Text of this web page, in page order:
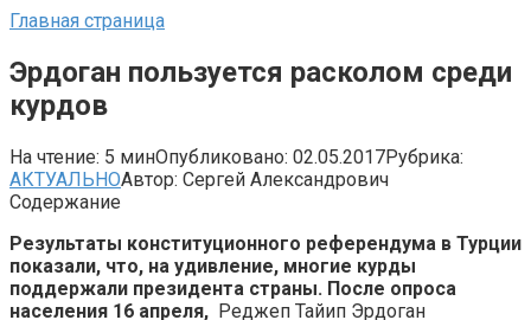
Главная страница
Эрдоган пользуется расколом среди
курдов
На чтение: 5 минОпубликовано: 02.05.2017Рубрика:
АКТУАЛЬНОАвтор: Сергей Александрович
Содержание
Результаты конституционного референдума в Турции
показали, что, на удивление, многие курды
поддержали президента страны. После опроса
населения 16 апреля, Реджеп Тайип Эрдоган